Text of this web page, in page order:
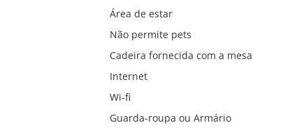
Área de estar
Não permite pets
Cadeira fornecida com a mesa
Internet
Wi-fi
Guarda-roupa ou Armário